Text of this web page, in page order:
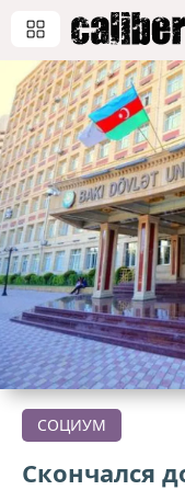
СОЦИУМ
Скончался